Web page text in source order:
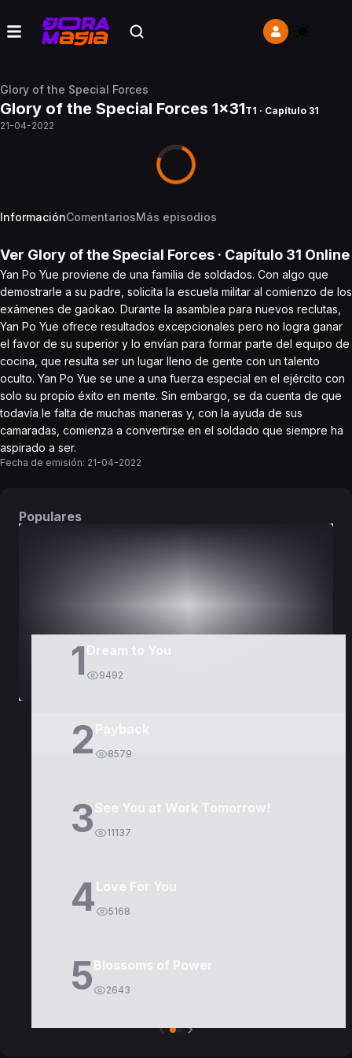
Glory of the Special Forces
Glory of the Special Forces 1x31T1 · Capítulo 31
21-04-2022
InformaciónComentariosMás episodios
Ver Glory of the Special Forces · Capítulo 31 Online
Yan Po Yue proviene de una familia de soldados. Con algo que
demostrarle a su padre, solicita la escuela militar al comienzo de los
exámenes de gaokao. Durante la asamblea para nuevos reclutas,
Yan Po Yue ofrece resultados excepcionales pero no logra ganar
el favor de su superior y lo envían para formar parte del equipo de
cocina, que resulta ser un lugar lleno de gente con un talento
oculto. Yan Po Yue se une a una fuerza especial en el ejército con
solo su propio éxito en mente. Sin embargo, se da cuenta de que
todavía le falta de muchas maneras y, con la ayuda de sus
camaradas, comienza a convertirse en el soldado que siempre ha
aspirado a ser.
Fecha de emisión: 21-04-2022
Populares
1 Dream to You
9492
2 8579
3See You at Work Tomorrow!
11137
4Love For You
5168
5Blossoms of Power
2643